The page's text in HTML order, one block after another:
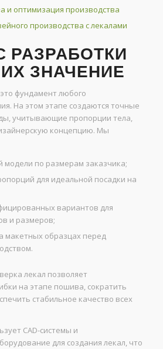
и оптимизация производства
производства с лекалами
РАЗРАБОТКИ
ЗНАЧЕНИЕ
фундамент любого
На этом этапе создаются точные
учитывающие пропорции тела,
концепцию. Мы
модели по размерам заказчика;
для идеальной посадки на
вариантов для
и размеров;
макетных образцах перед
лекал позволяет
на этапе пошива, сократить
стабильное качество всех
CAD-системы и
для создания лекал, что